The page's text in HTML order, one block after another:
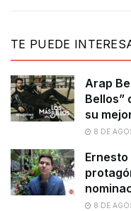
TE PUEDE
Arap
Bellos”
su
8 DE
8 DE